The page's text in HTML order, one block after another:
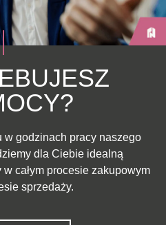
w godzinach pracy naszego
dla Ciebie idealną
całym procesie zakupowym
sprzedaży.